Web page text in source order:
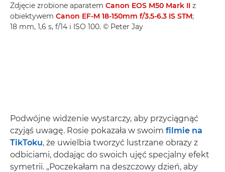
Zdjęcie zrobione aparatem Canon EOS M50 Mark II z
obiektywem Canon EF-M 18-150mm f/3.5-6.3 IS STM;
18 mm, 1,6 s, f/14 i ISO 100. © Peter Jay
Podwójne widzenie wystarczy, aby przyciągnąć
czyjąś uwagę. Rosie pokazała w swoim filmie na
TikToku, że uwielbia tworzyć lustrzane obrazy z
odbiciami, dodając do swoich ujęć specjalny efekt
symetrii. „Poczekałam na deszczowy dzień, aby